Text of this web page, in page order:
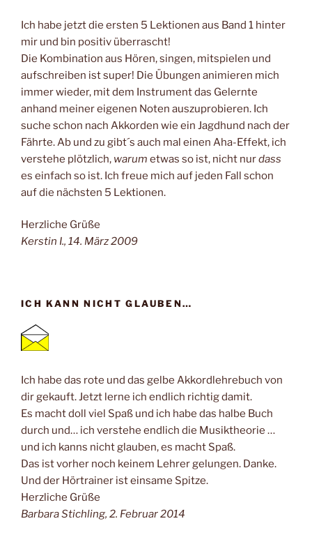
Ich habe jetzt die ersten 5 Lektionen aus Band 1 hinter
mir und bin positiv überrascht!
Die Kombination aus Hören, singen, mitspielen und
aufschreiben ist super! Die Übungen animieren mich
immer wieder, mit dem Instrument das Gelernte
anhand meiner eigenen Noten auszuprobieren. Ich
suche schon nach Akkorden wie ein Jagdhund nach der
Fährte. Ab und zu gibt´s auch mal einen Aha-Effekt, ich
verstehe plötzlich, warum etwas so ist, nicht nurdass
es einfach so ist. Ich freue mich auf jeden Fall schon
auf die nächsten 5 Lektionen.
Herzliche Grüße
Kerstin I., 14. März 2009
ICH KANN NICHT GLAUBEN…
Ich habe das rote und das gelbe Akkordlehrebuch von
dir gekauft. Jetzt lerne ich endlich richtig damit.
Es macht doll viel Spaß und ich habe das halbe Buch
durch und… ich verstehe endlich die Musiktheorie …
und ich kanns nicht glauben, es macht Spaß.
Das ist vorher noch keinem Lehrer gelungen. Danke.
Und der Hörtrainer ist einsame Spitze.
Herzliche Grüße
Barbara Stichling, 2. Februar 2014